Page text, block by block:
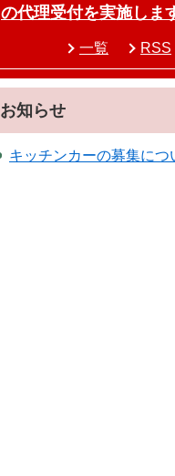
の代理受付を実施しま
一覧 RSS
お知らせ
キッチンカーの募集につ